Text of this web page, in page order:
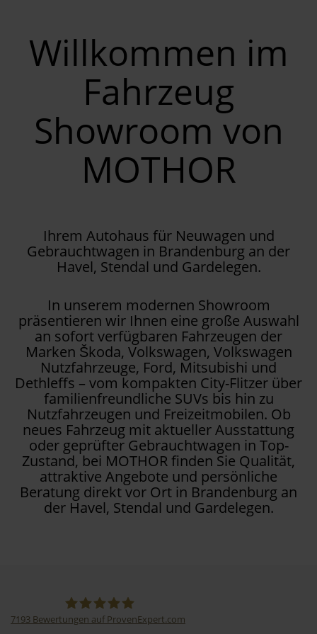
Willkommen im
Fahrzeug
Showroom von
MOTHOR
Ihrem Autohaus für Neuwagen und
Gebrauchtwagen in Brandenburg an der
Havel, Stendal und Gardelegen.
In unserem modernen Showroom
präsentieren wir Ihnen eine große Auswahl
an sofort verfügbaren Fahrzeugen der
Marken Škoda, Volkswagen, Volkswagen
Nutzfahrzeuge, Ford, Mitsubishi und
Dethleffs – vom kompakten City-Flitzer über
familienfreundliche SUVs bis hin zu
Nutzfahrzeugen und Freizeitmobilen. Ob
neues Fahrzeug mit aktueller Ausstattung
oder geprüfter Gebrauchtwagen in Top-
Zustand, bei MOTHOR finden Sie Qualität,
attraktive Angebote und persönliche
Beratung direkt vor Ort in Brandenburg an
der Havel, Stendal und Gardelegen.
7193 Bewertungen auf ProvenExpert.com